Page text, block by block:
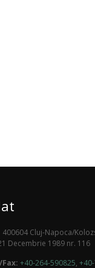
400604 Cluj-Napoca/
Decembrie 1989 nr. 116
+40-264-590825,